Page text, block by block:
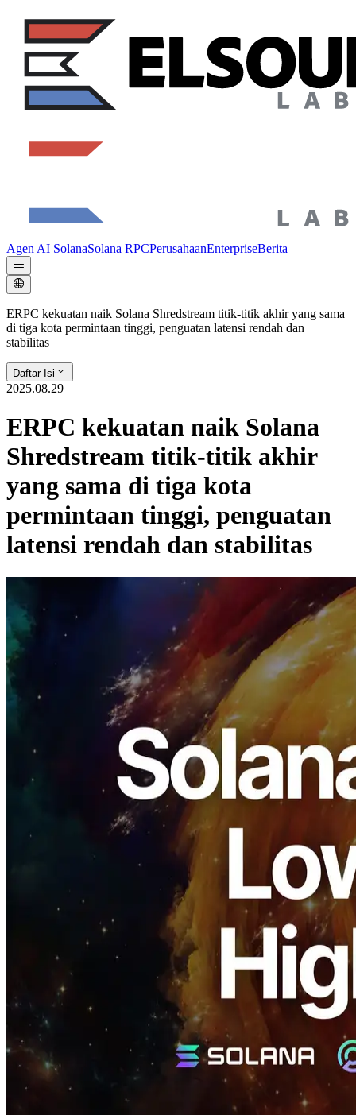
Agen AI SolanaSolana RPCPerusahaanEnterpriseBerita
ERPC kekuatan naik Solana Shredstream titik-titik akhir yang sama
di tiga kota permintaan tinggi, penguatan latensi rendah dan
stabilitas
Daftar Isi
2025.08.29
ERPC kekuatan naik Solana
Shredstream titik-titik akhir
yang sama di tiga kota
permintaan tinggi, penguatan
latensi rendah dan stabilitas
ELSOUL LABO B.V. (Kantor Kepala: Amsterdam, Belanda; CEO:
Fumitake Kawasaki) dan Validators DAO umumkan sebuah
perawatan power- up untuk Solana Shredstream titik akhir bersama
di daerah permintaan tertinggi dari Frankfurt, Amsterdam, dan New
York, Mengantarkan perbaikan lebih lanjut dalam latensi dan
Untuk mencocokkan peningkatan penggunaan dan permintaan,
kami menerapkan beberapa node dengan konfigurasi jam tertinggi
kami dan memperluas ruang atas melintasi kompute dan distribusi.
Tidak ada perubahan bagi metode koneksi yang ada, harga,
spesifikasi, batas kecepatan, atau otentikasi.
Kami sangat menghargai dukunganmu.
Mengapa kami memperkuat titik akhir
bersama dan apa yang berubah
Shredstream adalah yayasan yang menerima perintah pembaruan
buku dan peristiwa in- blok melalui jalur terpendek dan
mempercepat keputusan dan eksekusi aplikasi Anda.
Selama beberapa bulan terakhir, koneksi yang berhubungan dan
pengolahan aliran pada titik akhir yang sama terus meningkat, jadi
kita perlu meningkatkan ruang kerja puncak dan stabilitas waktu